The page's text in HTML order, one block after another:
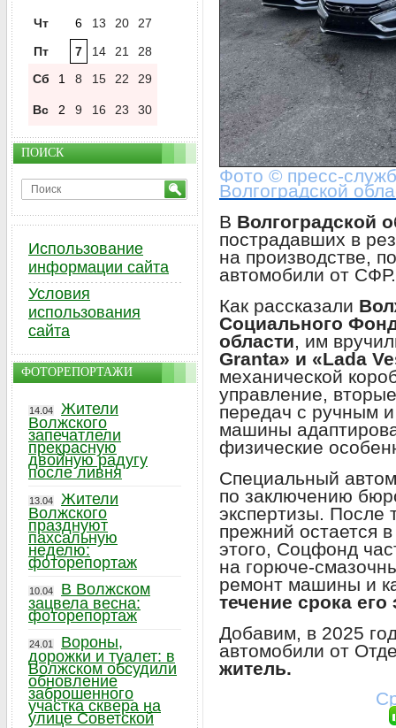
Фото © пресс-
Волгоградской
В Волгоградской
пострадавших в
на производстве,
автомобили от СФР.
Как рассказали
Социального
области, им
Granta» и «Lada
механической
управление,
передач с ручным
машины
физические
Специальный
по заключению
экспертизы. После
прежний остается
этого, Соцфонд
на горюче-
ремонт машины и
течение срока его
Добавим, в 2025
автомобили от
житель.
Чт 6 13 20
27
Пт
7 14 21
28
Сб
1 8 15 22 29
Вс 2 9 16 23 30
ПОИСК
Использование
информации сайта
Условия
использования
сайта
ФОТОРЕПОРТАЖИ
14.04
Жители
Волжского
запечатлели
прекрасную
двойную радугу
после ливня
13.04
Жители
Волжского
празднуют
пахсальную
неделю:
фоторепортаж
10.04
В Волжском
зацвела весна:
фоторепортаж
24.01
Вороны,
дорожки и туалет: в
Волжском обсудили
обновление
заброшенного
участка сквера на
улице Советской